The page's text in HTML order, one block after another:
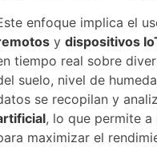
enfoque implica el
y dispositivos
tiempo real sobre
suelo, nivel de
se recopilan y
, lo que permite
maximizar el